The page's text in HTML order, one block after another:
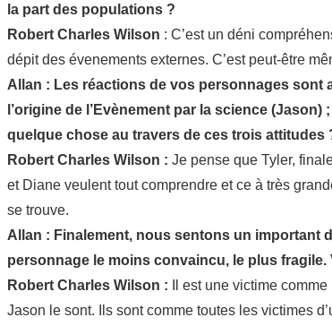
la part des populations ?
Robert Charles Wilson : C’est un déni
dépit des évenements externes. C’est peut-être
Allan : Les réactions de vos personnages sont
l’origine de l’Evènement par la science
quelque chose au travers de ces trois attitudes
Robert Charles Wilson : Je pense que Tyler,
et Diane veulent tout comprendre et ce à très
se trouve.
Allan : Finalement, nous sentons un important
personnage le moins convaincu, le plus
Robert Charles Wilson : Il est une victime
Jason le sont. Ils sont comme toutes les victimes